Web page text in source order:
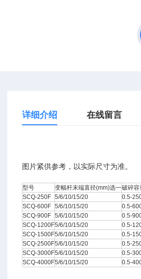
详细介绍 在线留言
图片紧供参考，以实际尺寸为准。
型号 变幅杆末端直径(mm)选一破碎容
SCQ-250F 5/6/10/15/20 0.5-
SCQ-600F 5/6/10/15/20 0.5-
SCQ-900F 5/6/10/15/20 0.5-
SCQ-1200F5/6/10/15/20 0.5-
SCQ-1500F5/6/10/15/20 0.5-
SCQ-2500F5/6/10/15/20 0.5-
SCQ-3000F5/6/10/15/20 0.5-
SCQ-4000F5/6/10/15/20 0.5-